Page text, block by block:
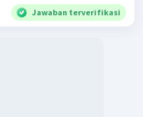
Jawaban terverifikasi